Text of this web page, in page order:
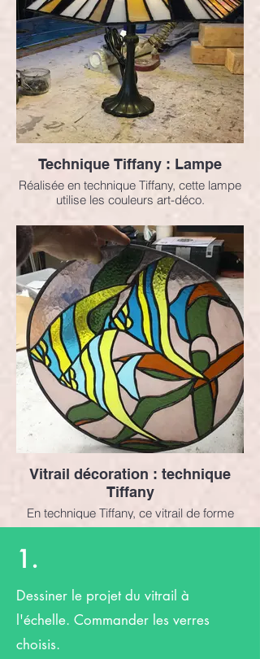
Technique Tiffany : Lampe
Réalisée en technique Tiffany, cette lampe
utilise les couleurs art-déco.
Vitrail décoration : technique
Tiffany
En technique Tiffany, ce vitrail de forme
circulaire associe trois poissons dans les
1.
Dessiner le projet du vitrail à
l'échelle. Commander les verres
choisis.